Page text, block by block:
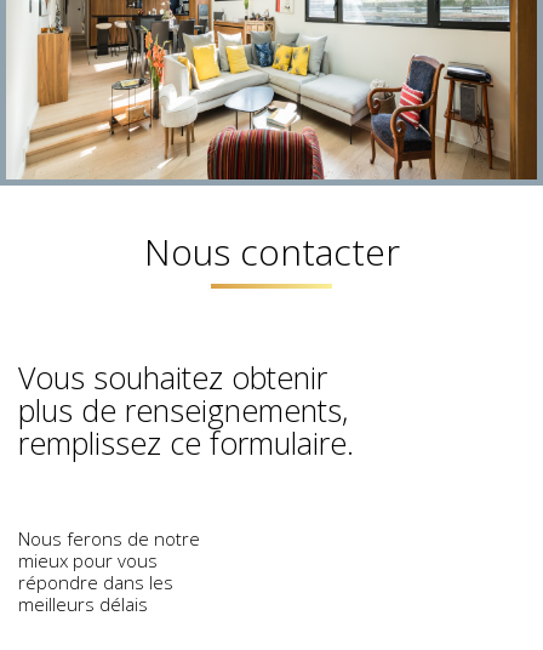
nous contacter
Vous souhaitez obtenir
plus de renseignements,
remplissez ce formulaire.
Nous ferons de notre
mieux pour vous
répondre dans les
meilleurs délais